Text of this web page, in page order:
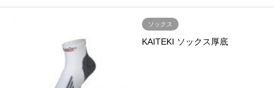
ソックス
KAITEKI ソックス厚底